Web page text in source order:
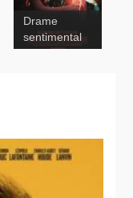
Les faux
Drame
sentimental